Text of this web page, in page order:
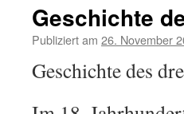
Geschichte
Publiziert am 26. November
Geschichte des